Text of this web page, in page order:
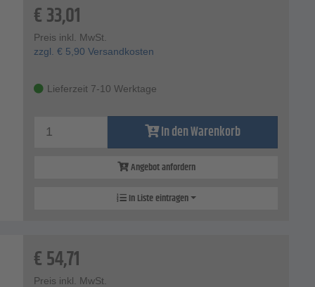
€33,01
Preis inkl. MwSt.
zzgl. € 5,90 Versandkosten
Lieferzeit 7-10 Werktage
In den Warenkorb
Angebot anfordern
In Liste eintragen
€54,71
Preis inkl. MwSt.